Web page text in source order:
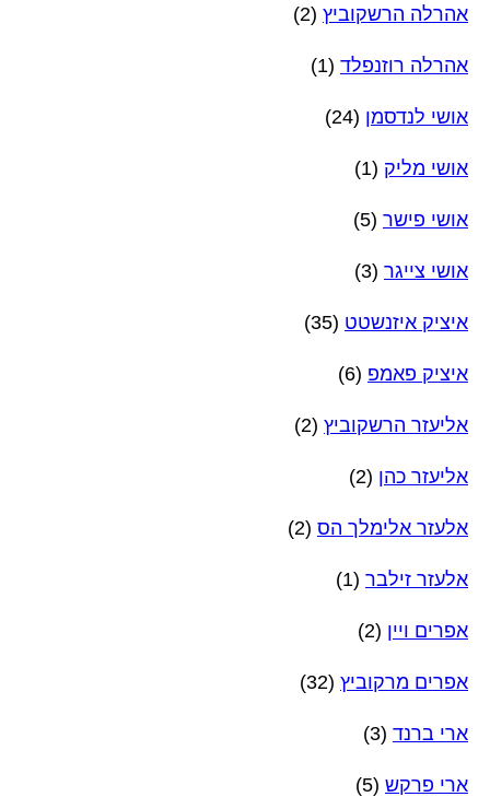
אהרלה הרשקוביץ (2)
אהרלה רוזנפלד (1)
אושי לנדסמן (24)
אושי מליק (1)
אושי פישר (5)
אושי צייגר (3)
איציק איזנשטט (35)
איציק פאמפ (6)
אליעזר הרשקוביץ (2)
אליעזר כהן (2)
אלעזר אלימלך הס (2)
אלעזר זילבר (1)
אפרים ויין (2)
אפרים מרקוביץ (32)
ארי ברנד (3)
ארי פרקש (5)